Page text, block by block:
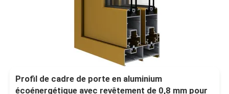
Profil de cadre de porte en aluminium
écoénergétique avec revêtement de 0,8 mm pour